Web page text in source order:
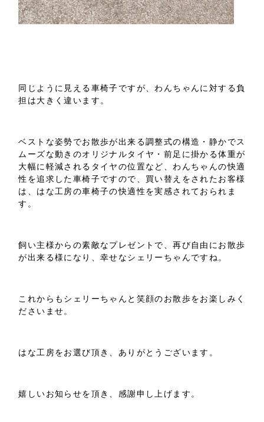
同じように見える車椅子ですが、わんちゃんに対する負
担は大きく違います。
ベストな姿勢でお散歩が出来る調整式の構造・静かでス
ムーズな動きのオリジナルタイヤ・前足に掛かる体重が
大幅に軽減されるタイヤの位置など、わんちゃんの快適
性を追求した車椅子ですので、買い替えをされたお客様
は、はな工房の車椅子の快適性を実感されておられま
す。
飼い主様からの素敵なプレゼントで、再び自由にお散歩
が出来る様になり、幸せなシェリーちゃんですね。
これからもシェリーちゃんと笑顔のお散歩をお楽しみく
ださいませ。
はな工房をお選び頂き、ありがとうございます。
嬉しいお知らせを頂き、感謝申し上げます。